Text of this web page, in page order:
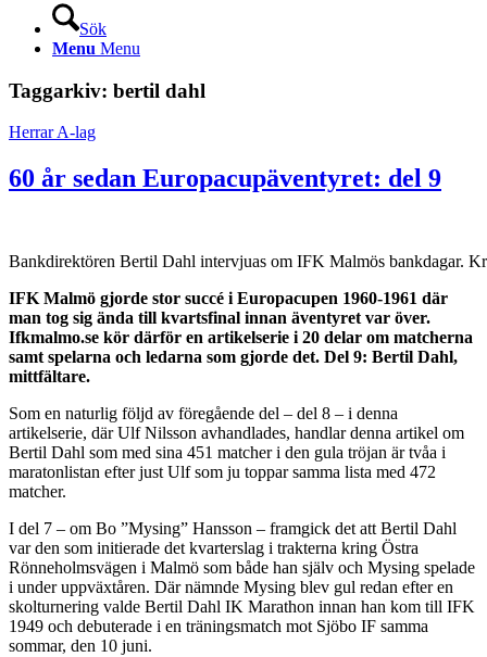
Sök
Menu Menu
Taggarkiv: bertil dahl
Herrar A-lag
60 år sedan Europacupäventyret: del 9
Bankdirektören Bertil Dahl intervjuas om IFK Malmös bankdagar.
IFK Malmö gjorde stor succé i Europacupen 1960-1961 där
man tog sig ända till kvartsfinal innan äventyret var över.
Ifkmalmo.se kör därför en artikelserie i 20 delar om matcherna
samt spelarna och ledarna som gjorde det. Del 9: Bertil Dahl,
mittfältare.
Som en naturlig följd av föregående del – del 8 – i denna
artikelserie, där Ulf Nilsson avhandlades, handlar denna artikel om
Bertil Dahl som med sina 451 matcher i den gula tröjan är tvåa i
maratonlistan efter just Ulf som ju toppar samma lista med 472
matcher.
I del 7 – om Bo ”Mysing” Hansson – framgick det att Bertil Dahl
var den som initierade det kvarterslag i trakterna kring Östra
Rönneholmsvägen i Malmö som både han själv och Mysing spelade
i under uppväxtåren. Där nämnde Mysing blev gul redan efter en
skolturnering valde Bertil Dahl IK Marathon innan han kom till IFK
1949 och debuterade i en träningsmatch mot Sjöbo IF samma
sommar, den 10 juni.